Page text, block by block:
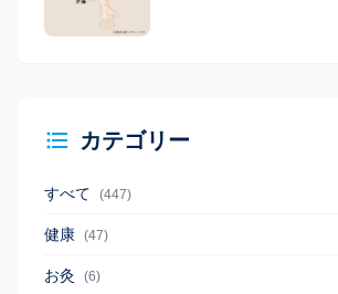
カテゴリー
すべて (447)
健康 (47)
お灸 (6)